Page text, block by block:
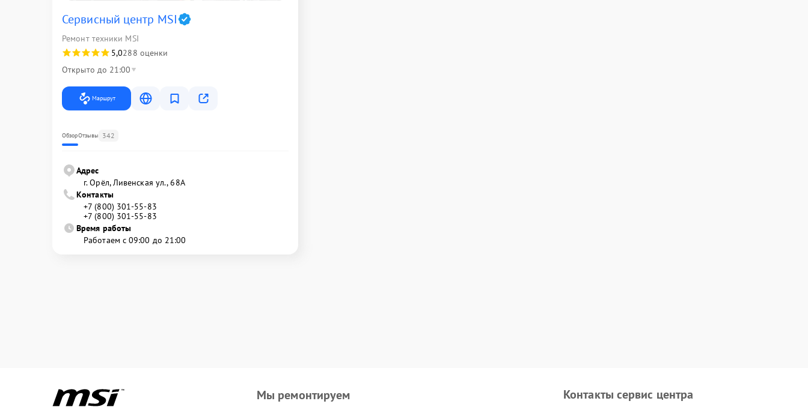
Сервисный центр MSI
Ремонт техники MSI
5,0288 оценки
Открыто до 21:00
Маршрут
ОбзорОтзывы 342
Адрес
г. Орёл, Ливенская ул., 68А
Контакты
+7 (800) 301-55-83
+7 (800) 301-55-83
Время работы
Работаем с 09:00 до 21:00
Мы ремонтируем Контакты сервис центра